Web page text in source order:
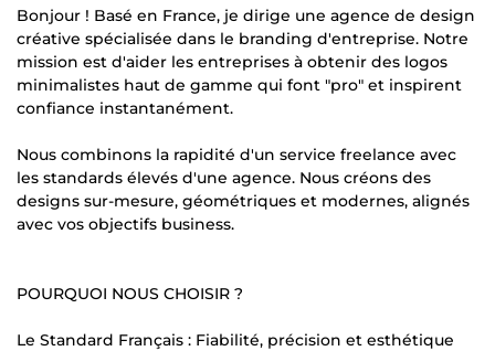
Bonjour ! Basé en France, je dirige une agence de design
créative spécialisée dans le branding d'entreprise. Notre
mission est d'aider les entreprises à obtenir des logos
minimalistes haut de gamme qui font "pro" et inspirent
confiance instantanément.
Nous combinons la rapidité d'un service freelance avec
les standards élevés d'une agence. Nous créons des
designs sur-mesure, géométriques et modernes, alignés
avec vos objectifs business.
POURQUOI NOUS CHOISIR ?
Le Standard Français : Fiabilité, précision et esthétique